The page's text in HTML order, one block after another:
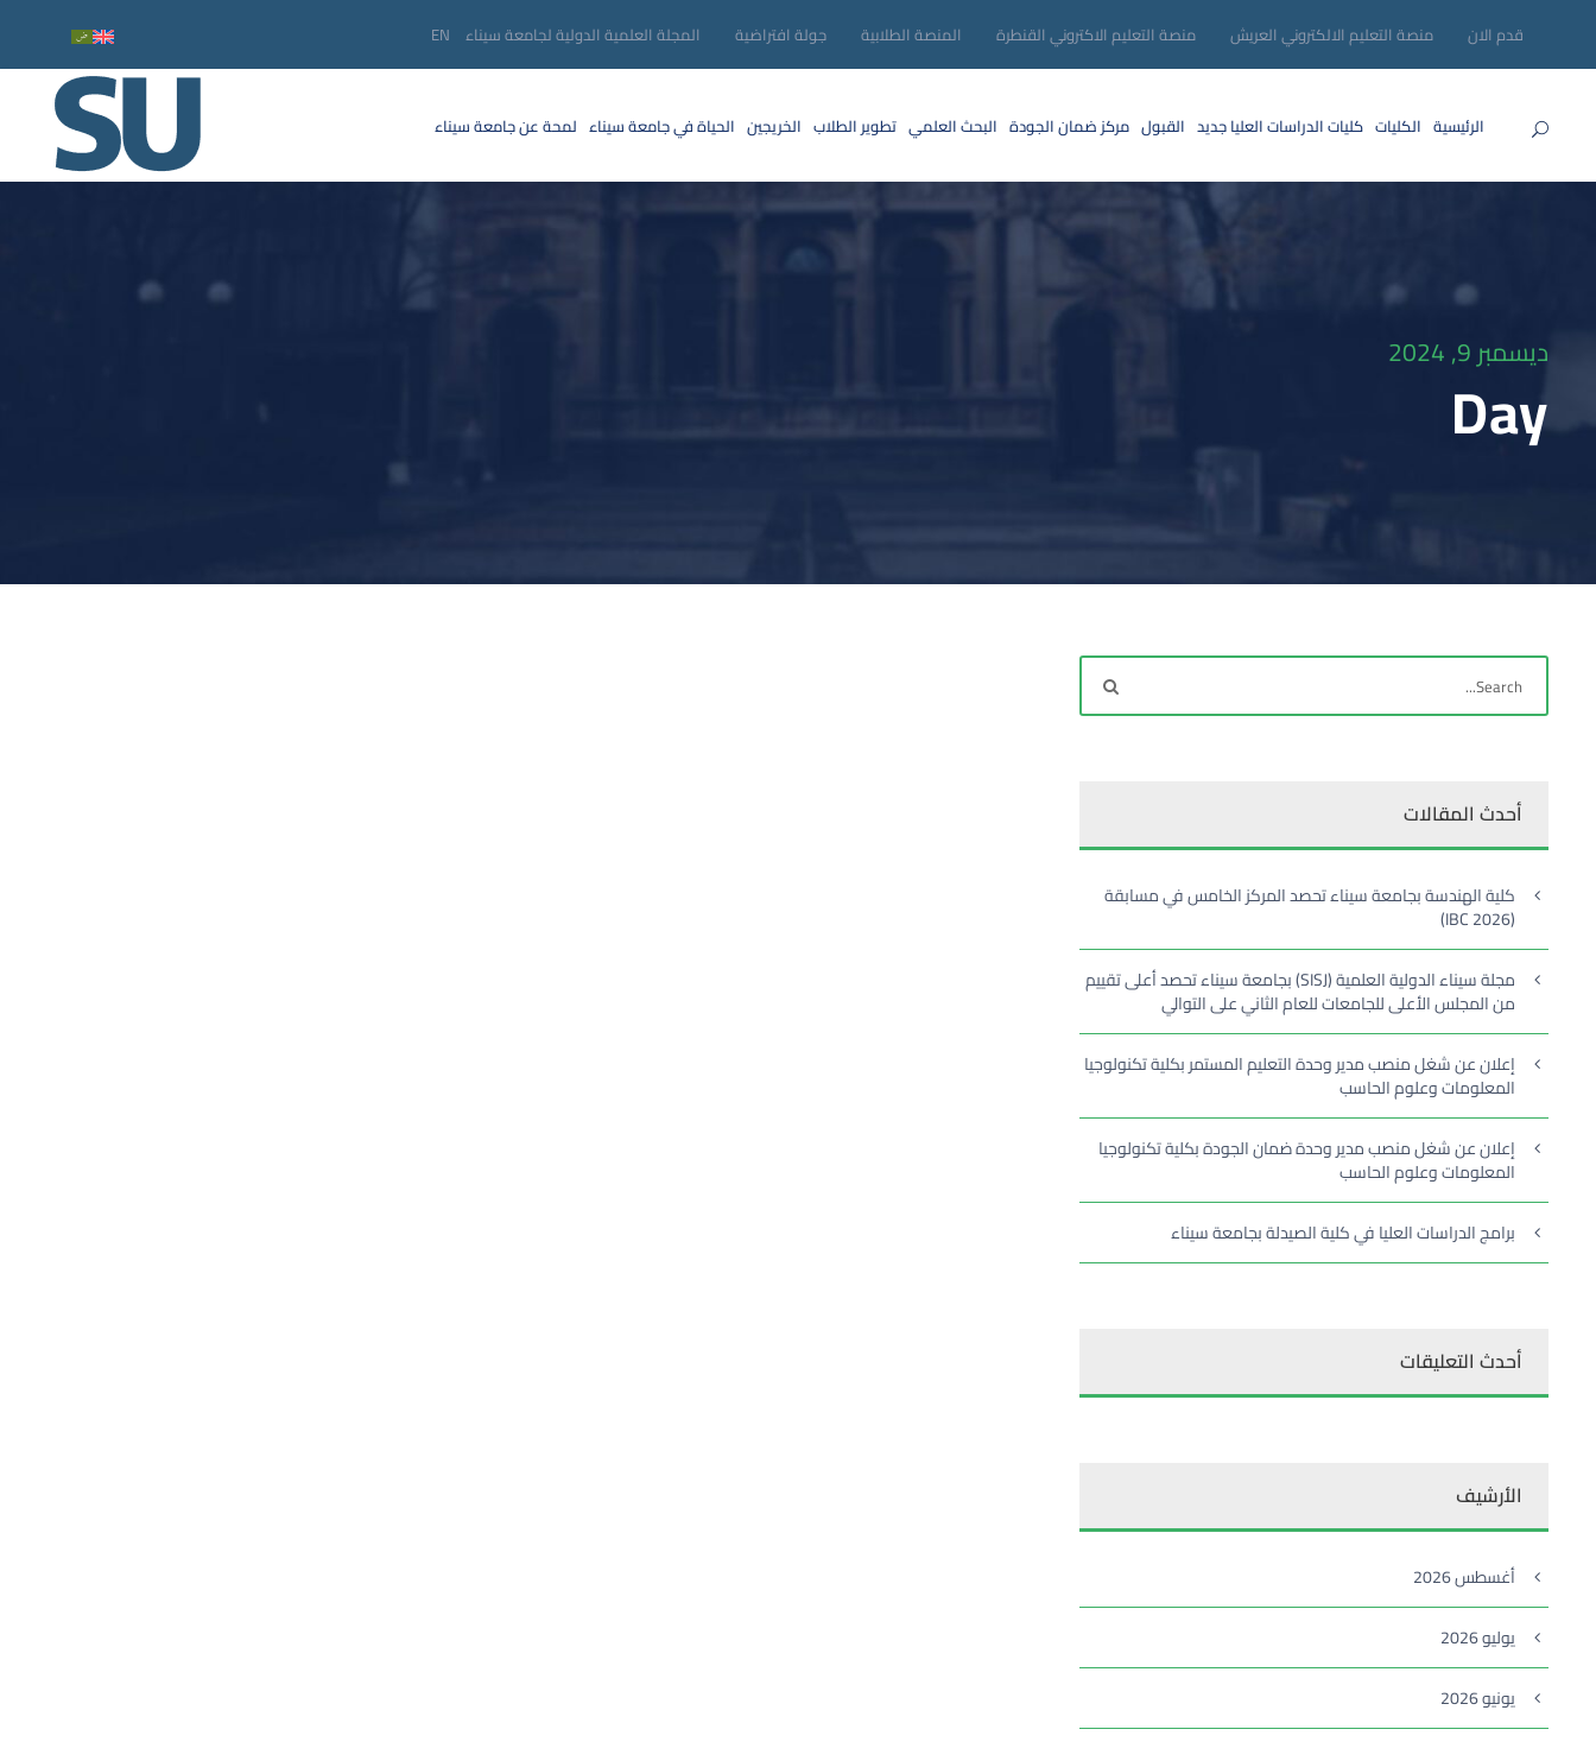
قدم الان منصة التعليم الالكتروني العريش منصة التعليم الاكتروني القنطرة المنصة الطلابية جولة افتراضية المجلة العلمية الدولية لجامعة سيناء EN
الرئيسية الكليات كليات الدراسات العلياجديد القبول مركز ضمان الجودة البحث العلمي تطوير الطلاب الخريجين الحياة في جامعة سيناء لمحة عن جامعة سيناء
ديسمبر 9, 2024
Day
أحدث المقالات
كلية الهندسة بجامعة سيناء تحصد المركز الخامس في مسابقة
(IBC 2026)
مجلة سيناء الدولية العلمية (SISJ) بجامعة سيناء تحصد أعلى تقييم
من المجلس الأعلى للجامعات للعام الثاني على التوالي
إعلان عن شغل منصب مدير وحدة التعليم المستمر بكلية تكنولوجيا
المعلومات وعلوم الحاسب
إعلان عن شغل منصب مدير وحدة ضمان الجودة بكلية تكنولوجيا
المعلومات وعلوم الحاسب
برامج الدراسات العليا في كلية الصيدلة بجامعة سيناء
أحدث التعليقات
الأرشيف
أغسطس 2026
يوليو 2026
يونيو 2026